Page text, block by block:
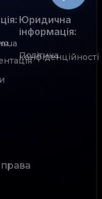
Юридична
інформація:
Політика
конфіденційності
права